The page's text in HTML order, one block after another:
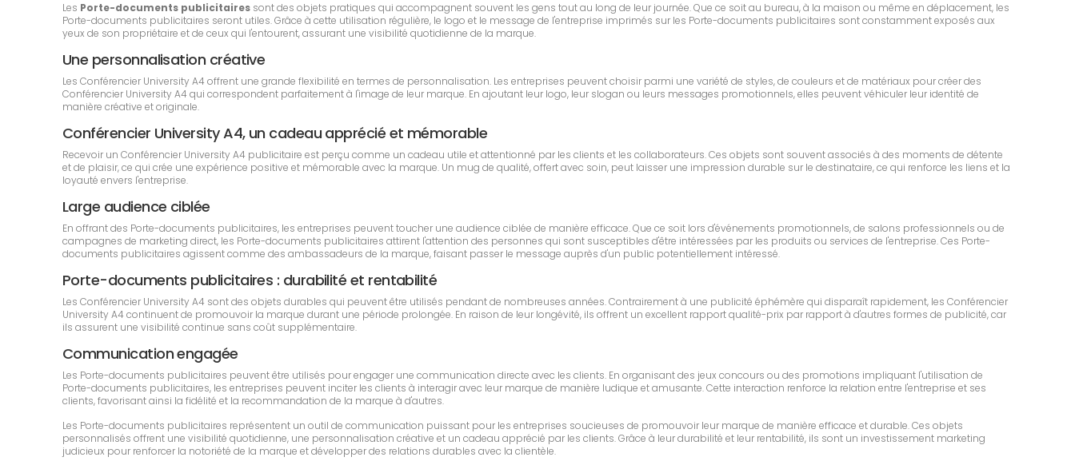
Les Porte-documents publicitaires sont des objets pratiques qui accompagnent souvent les gens tout au long de leur journée. Que ce soit au bureau, à la maison ou même en déplacement, les
Porte-documents publicitaires seront utiles. Grâce à cette utilisation régulière, le logo et le message de l'entreprise imprimés sur les Porte-documents publicitaires sont constamment exposés aux
yeux de son propriétaire et de ceux qui l'entourent, assurant une visibilité quotidienne de la marque.
Une personnalisation créative
Les Conférencier University A4 offrent une grande flexibilité en termes de personnalisation. Les entreprises peuvent choisir parmi une variété de styles, de couleurs et de matériaux pour créer des
Conférencier University A4 qui correspondent parfaitement à l'image de leur marque. En ajoutant leur logo, leur slogan ou leurs messages promotionnels, elles peuvent véhiculer leur identité de
manière créative et originale.
Conférencier University A4, un cadeau apprécié et mémorable
Recevoir un Conférencier University A4 publicitaire est perçu comme un cadeau utile et attentionné par les clients et les collaborateurs. Ces objets sont souvent associés à des moments de détente
et de plaisir, ce qui crée une expérience positive et mémorable avec la marque. Un mug de qualité, offert avec soin, peut laisser une impression durable sur le destinataire, ce qui renforce les liens et la
loyauté envers l'entreprise.
Large audience ciblée
En offrant des Porte-documents publicitaires, les entreprises peuvent toucher une audience ciblée de manière efficace. Que ce soit lors d'événements promotionnels, de salons professionnels ou de
campagnes de marketing direct, les Porte-documents publicitaires attirent l'attention des personnes qui sont susceptibles d'être intéressées par les produits ou services de l'entreprise. Ces Porte-
documents publicitaires agissent comme des ambassadeurs de la marque, faisant passer le message auprès d'un public potentiellement intéressé.
Porte-documents publicitaires : durabilité et rentabilité
Les Conférencier University A4 sont des objets durables qui peuvent être utilisés pendant de nombreuses années. Contrairement à une publicité éphémère qui disparaît rapidement, les Conférencier
University A4 continuent de promouvoir la marque durant une période prolongée. En raison de leur longévité, ils offrent un excellent rapport qualité-prix par rapport à d'autres formes de publicité, car
ils assurent une visibilité continue sans coût supplémentaire.
Communication engagée
Les Porte-documents publicitaires peuvent être utilisés pour engager une communication directe avec les clients. En organisant des jeux concours ou des promotions impliquant l'utilisation de
Porte-documents publicitaires, les entreprises peuvent inciter les clients à interagir avec leur marque de manière ludique et amusante. Cette interaction renforce la relation entre l'entreprise et ses
clients, favorisant ainsi la fidélité et la recommandation de la marque à d'autres.
Les Porte-documents publicitaires représentent un outil de communication puissant pour les entreprises soucieuses de promouvoir leur marque de manière efficace et durable. Ces objets
personnalisés offrent une visibilité quotidienne, une personnalisation créative et un cadeau apprécié par les clients. Grâce à leur durabilité et leur rentabilité, ils sont un investissement marketing
judicieux pour renforcer la notoriété de la marque et développer des relations durables avec la clientèle.